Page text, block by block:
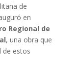
de
en
Regional de
, una obra que
de estos